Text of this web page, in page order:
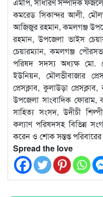
কমরেড সিকান্দর আলী,
আজিজুর রহমান, কমলগঞ্জ
রহমান, উপজেলা ভাইস
চেয়ারম্যান, কমলগঞ্জ
পরিষদ সদস্য অধ্যক্ষ মো.
ইউনিয়ন, মৌলভীবাজার
প্রেসক্লাব, কুলাউড়া
উপজেলা সাংবাদিক ফোরাম,
সাহিত্য সংসদ, উদীচী
কল্যাণ পরিষদসহ বিভিন্ন
করেন ও শোক সন্তপ্ত
Spread the love